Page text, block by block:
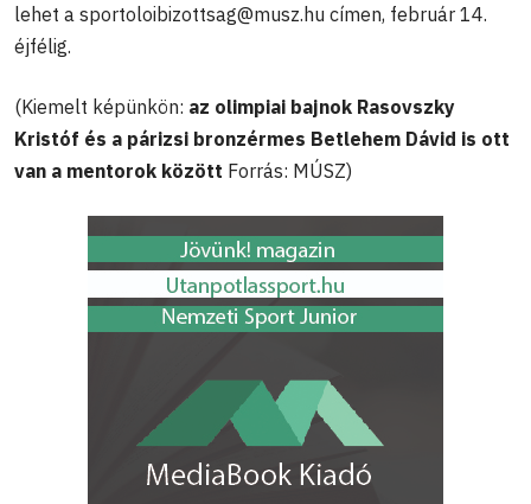
lehet a sportoloibizottsag@musz.hu címen, február 14.
éjfélig.
(Kiemelt képünkön: az olimpiai bajnok Rasovszky
Kristóf és a párizsi bronzérmes Betlehem Dávid is ott
van a mentorok között Forrás: MÚSZ)